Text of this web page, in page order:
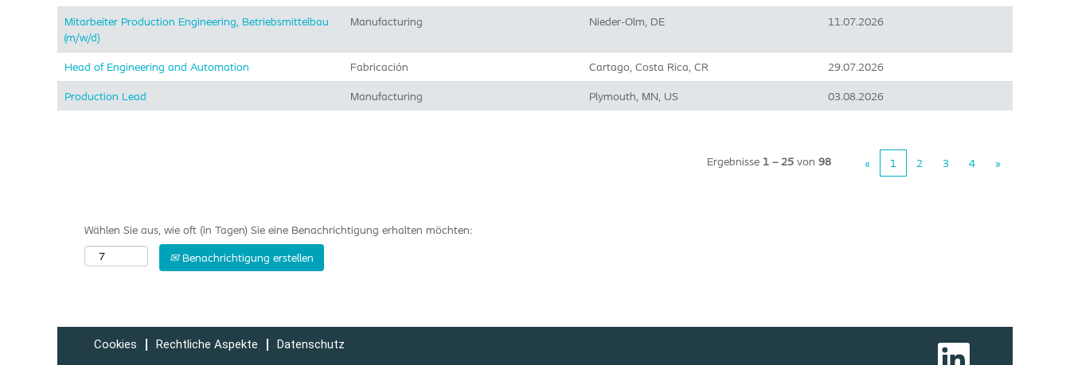
Mitarbeiter Production Engineering, Betriebsmittelbau
(m/w/d)
Manufacturing Nieder-Olm, DE 11.07.2026
Head of Engineering and Automation Fabricación Cartago, Costa Rica, CR 29.07.2026
Production Lead Manufacturing Plymouth, MN, US 03.08.2026
Ergebnisse 1 – 25 von 98 « 1 2 3 4 »
Wählen Sie aus, wie oft (in Tagen) Sie eine Benachrichtigung erhalten möchten:
Benachrichtigung erstellen
Cookies Rechtliche Aspekte Datenschutz
W